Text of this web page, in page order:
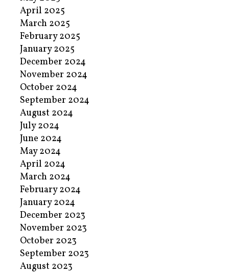
April 2025
March 2025
February 2025
January 2025
December 2024
November 2024
October 2024
September 2024
August 2024
July 2024
June 2024
May 2024
April 2024
March 2024
February 2024
January 2024
December 2023
November 2023
October 2023
September 2023
August 2023